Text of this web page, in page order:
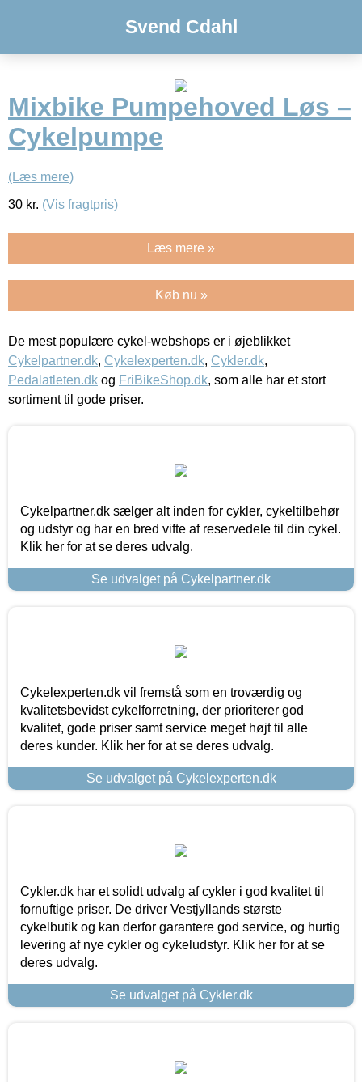
Svend Cdahl
Mixbike Pumpehoved Løs –
Cykelpumpe
(Læs mere)
30 kr. (Vis fragtpris)
Læs mere »
Køb nu »
De mest populære cykel-webshops er i øjeblikket
Cykelpartner.dk, Cykelexperten.dk, Cykler.dk,
Pedalatleten.dk og FriBikeShop.dk, som alle har et stort
sortiment til gode priser.
Cykelpartner.dk sælger alt inden for cykler, cykeltilbehør
og udstyr og har en bred vifte af reservedele til din cykel.
Klik her for at se deres udvalg.
Se udvalget på Cykelpartner.dk
Cykelexperten.dk vil fremstå som en troværdig og
kvalitetsbevidst cykelforretning, der prioriterer god
kvalitet, gode priser samt service meget højt til alle
deres kunder. Klik her for at se deres udvalg.
Se udvalget på Cykelexperten.dk
Cykler.dk har et solidt udvalg af cykler i god kvalitet til
fornuftige priser. De driver Vestjyllands største
cykelbutik og kan derfor garantere god service, og hurtig
levering af nye cykler og cykeludstyr. Klik her for at se
deres udvalg.
Se udvalget på Cykler.dk